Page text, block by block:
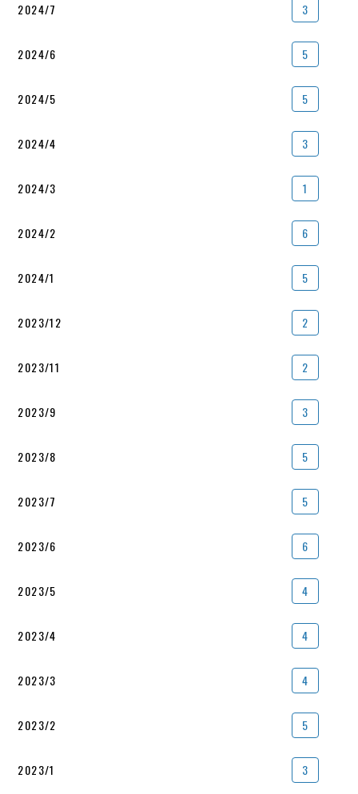
2024/7 3
2024/6 5
2024/5 5
2024/4 3
2024/3 1
2024/2 6
2024/1 5
2023/12 2
2023/11 2
2023/9 3
2023/8 5
2023/7 5
2023/6 6
2023/5 4
2023/4 4
2023/3 4
2023/2 5
2023/1 3